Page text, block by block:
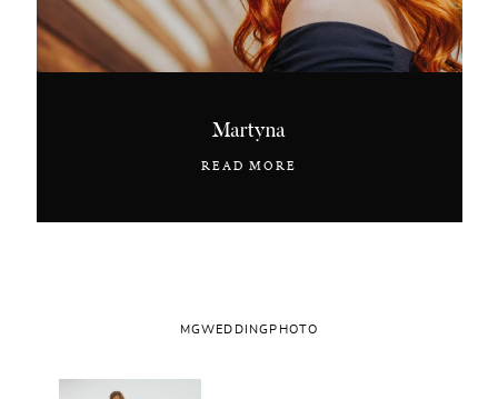
Martyna
READ MORE
MGWEDDINGPHOTO